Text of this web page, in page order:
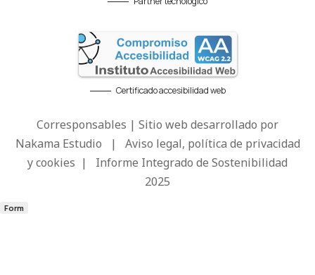
Certificado accesibilidad web
Corresponsables | Sitio web desarrollado por
Nakama Estudio | Aviso legal, política de privacidad
y cookies | Informe Integrado de Sostenibilidad
2025
Form